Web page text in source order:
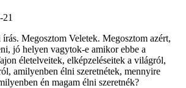
Megosztom Veletek. Megosztom azért,
jó helyen vagytok-e amikor ebbe a
életelveitek, elképzeléseitek a világról,
amilyenben élni szeretnétek, mennyire
én magam élni szeretnék?